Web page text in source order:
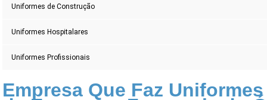
Uniformes de Construção
Uniformes Hospitalares
Uniformes Profissionais
Empresa Que Faz Uniformes